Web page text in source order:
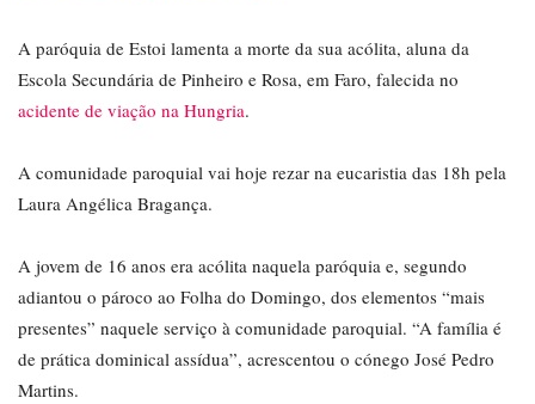
A paróquia de Estoi lamenta a morte da sua acólita, aluna da
Escola Secundária de Pinheiro e Rosa, em Faro, falecida no
acidente de viação na Hungria.
A comunidade paroquial vai hoje rezar na eucaristia das 18h pela
Laura Angélica Bragança.
A jovem de 16 anos era acólita naquela paróquia e, segundo
adiantou o pároco ao Folha do Domingo, dos elementos “mais
presentes” naquele serviço à comunidade paroquial. “A família é
de prática dominical assídua”, acrescentou o cónego José Pedro
Martins.